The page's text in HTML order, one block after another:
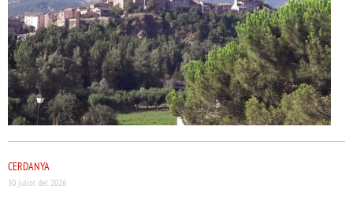
CERDANYA
30 juliol del 2026